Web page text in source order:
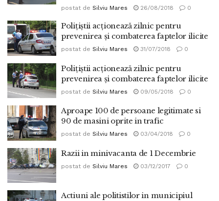
postat de Silviu Mares 26/08/2018 0
Poliţiştii acţionează zilnic pentru
prevenirea şi combaterea faptelor ilicite
postat de Silviu Mares 31/07/2018 0
Poliţiştii acţionează zilnic pentru
prevenirea şi combaterea faptelor ilicite
postat de Silviu Mares 09/05/2018 0
Aproape 100 de persoane legitimate si
90 de masini oprite in trafic
postat de Silviu Mares 03/04/2018 0
Razii in minivacanta de 1 Decembrie
postat de Silviu Mares 03/12/2017 0
Actiuni ale politistilor in municipiul